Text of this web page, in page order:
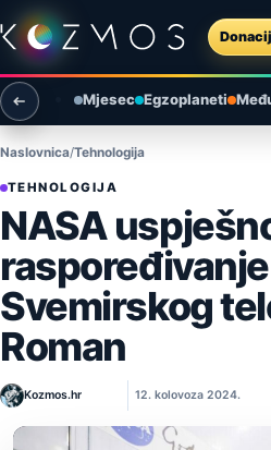
Preskoči na sadržaj
Otvori izbornik
Otvori pretragu
Mjesec Egzoplaneti
Naslovnica Tehnologija
TEHNOLOGIJA
NASA
raspoređivanje
Svemirskog
Roman
Kozmos.hr 12. kolovoza 2024.